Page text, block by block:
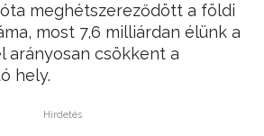
meghétszereződött a földi
most 7,6 milliárdan élünk a
arányosan csökkent a
hely.
Hirdetés